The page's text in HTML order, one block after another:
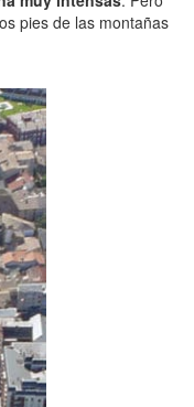
pies de las montañas